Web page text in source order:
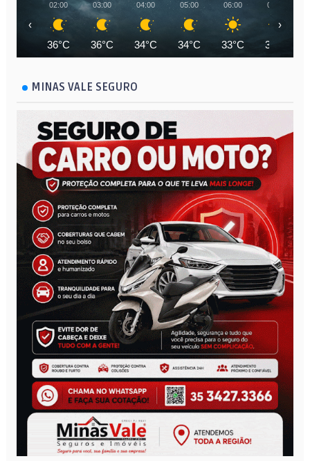
02:00
36°C
03:00
36°C
04:00
34°C
05:00
34°C
06:00
33°C
07:00
34°C
‹ ›
MINAS VALE SEGURO